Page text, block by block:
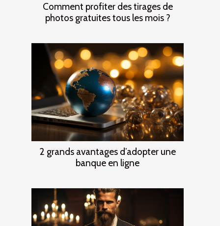
Comment profiter des tirages de
photos gratuites tous les mois ?
2 grands avantages d’adopter une
banque en ligne